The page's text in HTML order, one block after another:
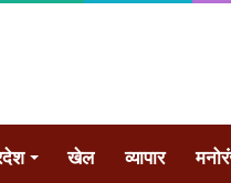
खेल व्यापार